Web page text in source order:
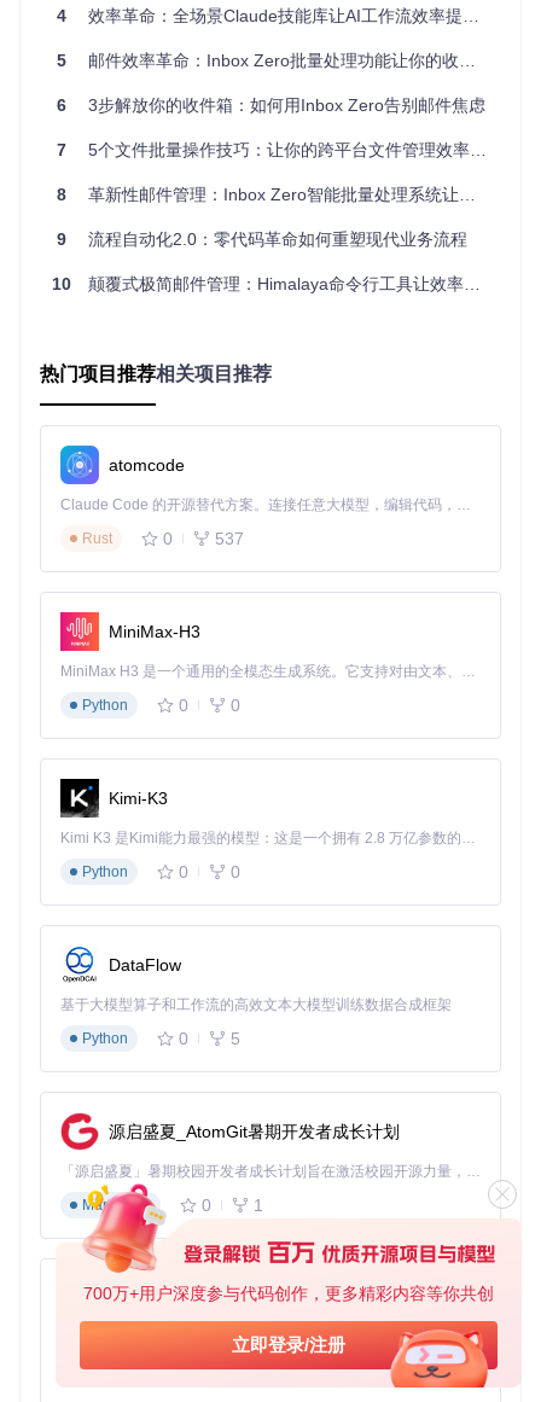
700万+用户深度参与代码创作，更多精彩内容等你共创
立即登录/注册
智能批量处理的价值主张：时间杠杆效应
Inbox Zero的核心价值在于通过"智能批量处理"创造时间杠
杆，实现"一次操作，批量生效"的效果。这种方法带来三大关
键收益：
时间压缩效应
：将原本需要2小时的邮件处理时间压缩至15分
钟，效率提升80%以上。通过批量识别和处理相似邮件，将重
邮件提供处理建议，将决策复杂度从"每封邮件单独判断"降低
💡 实用提示：开始使用时，先处理过去3个月的历史邮件建立
规则库，系统会通过学习这些处理模式，自动优化未来的邮件
分类和处理建议。
智能识别引擎：从被动应付到主动防御
订阅邮件智能分析
Inbox Zero的智能识别引擎能够自动扫描你的邮件历史，识别
所有订阅来源，并提供关键数据帮助你做出退订决策：
阅读率分析
：显示每个订阅的实际阅读比例，帮你发现"订
内容质量评分：基于你的打开和回复行为，自动评估订阅内
容对你的价值
图：Inbox Zero批量退订工具界面，展示订阅来源、邮件数
量、阅读率和归档率等关键信息，支持一键批量处理
传统手动退订需要访问每封邮件、查找退订链接、完成退订流
程，平均处理一个订阅需要2分钟。而使用智能识别引擎，你
可以在10分钟内完成50+订阅的评估和处理，效率提升10倍。
💡 实用提示：优先处理阅读率低于10%且每周发送超过2封的
订阅，这些是时间投入产出比最低的邮件源。
发件人分类管理系统
除了退订，智能识别引擎还能对发件人进行多维度分类管理：
重要联系人自动标记
：基于你的回复频率和邮件重要性，自
动识别关键联系人
垃圾邮件智能拦截：通过行为分析识别潜在垃圾邮件，准确
率超过95%
发件人行为分析：展示每个发件人的邮件频率、平均长度和
这种分类不是静态的，系统会随着你的处理行为不断学习和优
4 效率革命：全场景Claude技能库让AI工作流效率提升10倍的实战指南
5 邮件效率革命：Inbox Zero批量处理功能让你的收件箱管理效率提升300%
6 3步解放你的收件箱：如何用Inbox Zero告别邮件焦虑
7 5个文件批量操作技巧：让你的跨平台文件管理效率提升10倍
8 革新性邮件管理：Inbox Zero智能批量处理系统让效率提升70%
9 流程自动化2.0：零代码革命如何重塑现代业务流程
10 颠覆式极简邮件管理：Himalaya命令行工具让效率提升300%的实战指南
热门项目推荐相关项目推荐
atomcode
Claude Code 的开源替代方案。连接任意大模型，编辑代码，运行命令，自动验证 — 全自动执行。用 Rust 构建，极致性能。 ｜ An open-source alternative to Claude Code. Connect any LLM, edit code, run commands, and verify changes — autonomously. Built in Rust for speed. Get Started
Rust
0 537
MiniMax-H3
MiniMax H3 是一个通用的全模态生成系统。它支持对由文本、图像、视频和音频组成的多模态上下文进行统一理解，并能生成分辨率高达 2K、时长可达 15 秒的带原生立体声音频的视频。得益于面向任务泛化的系统设计，H3 在预训练阶段就已具备广泛的多模态上下文理解与生成能力，能够出色地执行复杂的多模态指令。
Python
0 0
Kimi-K3
Kimi K3 是Kimi能力最强的模型：这是一个拥有 2.8 万亿参数的混合专家（MoE）模型，具备原生视觉理解能力，并支持 100 万 token 的上下文窗口。
Python
0 0
DataFlow
基于大模型算子和工作流的高效文本大模型训练数据合成框架
Python
0 5
源启盛夏_AtomGit暑期开发者成长计划
「源启盛夏」暑期校园开发者成长计划旨在激活校园开源力量，通过积分激励、认证扶持、资源倾斜等形式，引导高校组织和开发者完成「入驻 — 建项目 — 做贡献 — 获认证 — 得资源」的完整闭环。无论你是想带领社团入驻平台的组织者，还是希望用代码贡献证明自己的开发者，都能在这里找到属于你的成长路径。
Markdown
0 1
py-xiaozhi
基于Python的Xiaozhi AI，适用于想要完整Xiaozhi体验而无需拥有专用硬件的用户。
Python
0 1